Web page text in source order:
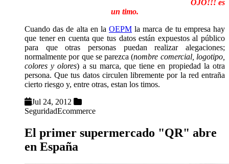
OJO!!! es
un timo.
Cuando das de alta en la OEPM la marca de tu empresa hay
que tener en cuenta que tus datos están expuestos al público
para que otras personas puedan realizar alegaciones;
normalmente por que se parezca (nombre comercial, logotipo,
colores y olores) a su marca, que tiene en propiedad la otra
persona. Que tus datos circulen libremente por la red entraña
cierto riesgo y, entre otras, estan los timos.
Jul 24, 2012
SeguridadEcommerce
El primer supermercado "QR" abre
en España